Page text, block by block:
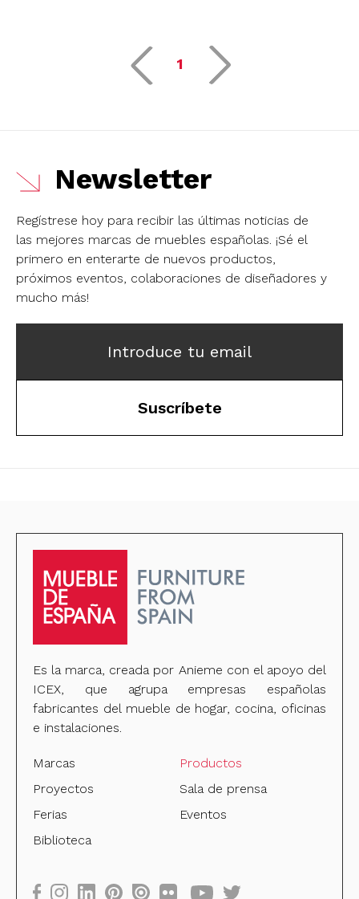
1
Newsletter
Regístrese hoy para recibir las últimas noticias de
las mejores marcas de muebles españolas. ¡Sé el
primero en enterarte de nuevos productos,
próximos eventos, colaboraciones de diseñadores y
mucho más!
Introduce tu email
Suscríbete
Es la marca, creada por Anieme con el apoyo del
ICEX, que agrupa empresas españolas
fabricantes del mueble de hogar, cocina, oficinas
e instalaciones.
Marcas
Productos
Proyectos
Sala de prensa
Ferias
Eventos
Biblioteca